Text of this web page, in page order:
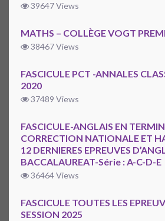
39647 Views
MATHS – COLLÈGE VOGT
38467 Views
FASCICULE PCT -ANNALES
2020
37489 Views
FASCICULE-ANGLAIS EN
CORRECTION NATIONALE ET
12 DERNIERES EPREUVES
BACCALAUREAT-Série : A-C-D-E
36464 Views
FASCICULE TOUTES LES
SESSION 2025